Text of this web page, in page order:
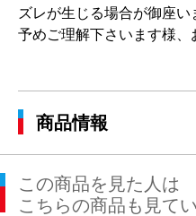
ズレが生じる場合が御座い
予めご理解下さいます様、
商品情報
この商品を見た人は
こちらの商品も見て